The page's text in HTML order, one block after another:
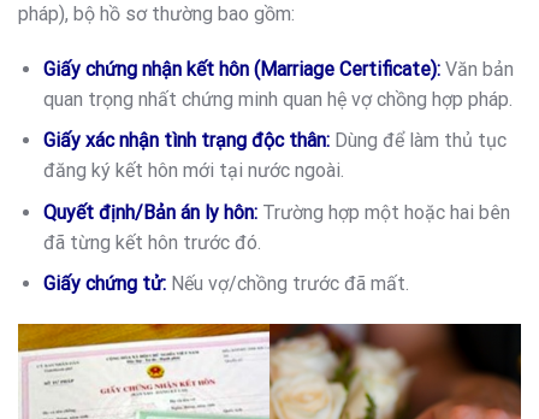
pháp), bộ hồ sơ thường bao gồm:
Giấy chứng nhận kết hôn (Marriage Certificate): Văn bản
quan trọng nhất chứng minh quan hệ vợ chồng hợp pháp.
Giấy xác nhận tình trạng độc thân:Dùng để làm thủ tục
đăng ký kết hôn mới tại nước ngoài.
Quyết định/Bản án ly hôn:Trường hợp một hoặc hai bên
đã từng kết hôn trước đó.
Giấy chứng tử:Nếu vợ/chồng trước đã mất.